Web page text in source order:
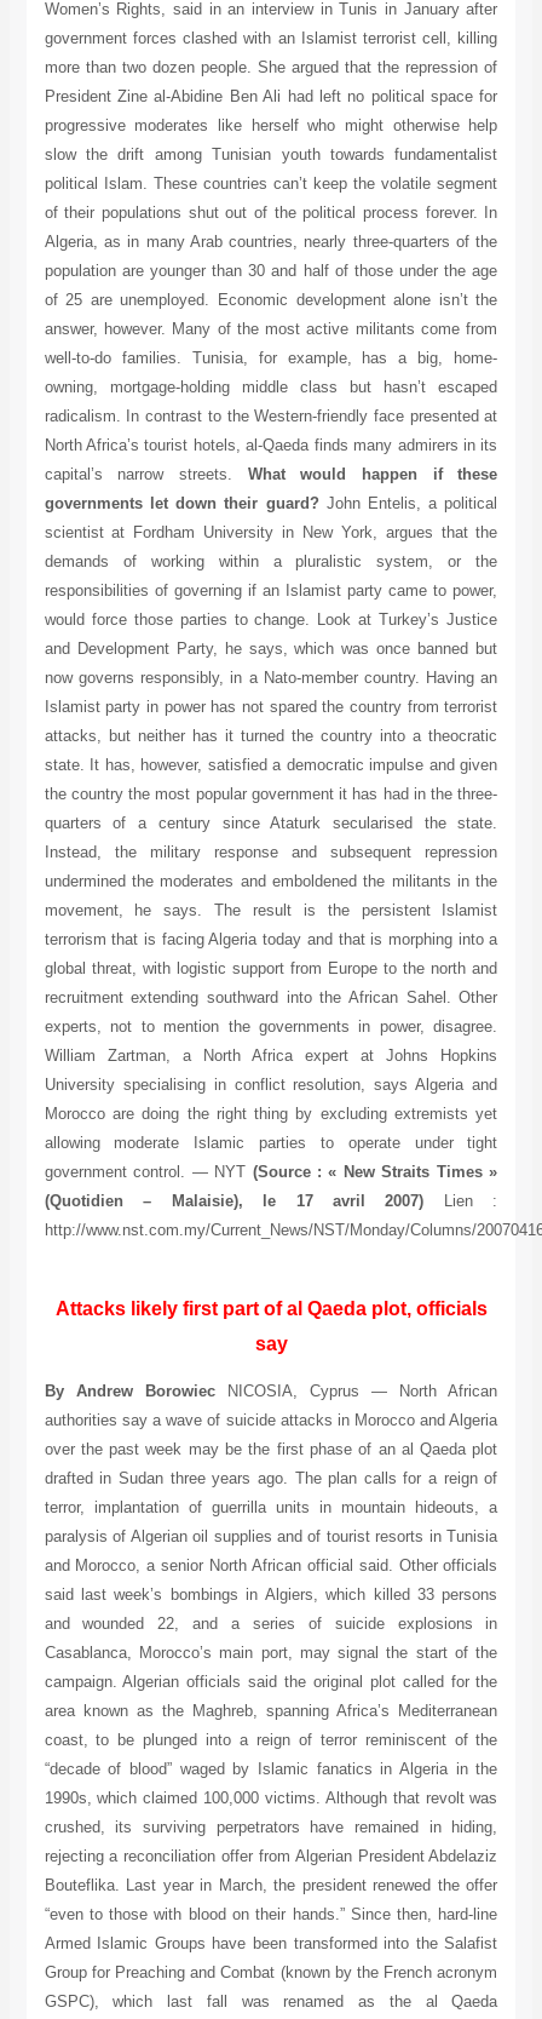
Women’s Rights, said in an interview in Tunis in January after
government forces clashed with an Islamist terrorist cell, killing
more than two dozen people. She argued that the repression of
President Zine al-Abidine Ben Ali had left no political space for
progressive moderates like herself who might otherwise help
slow the drift among Tunisian youth towards fundamentalist
political Islam. These countries can’t keep the volatile segment
of their populations shut out of the political process forever. In
Algeria, as in many Arab countries, nearly three-quarters of the
population are younger than 30 and half of those under the age
of 25 are unemployed. Economic development alone isn’t the
answer, however. Many of the most active militants come from
well-to-do families. Tunisia, for example, has a big, home-
owning, mortgage-holding middle class but hasn’t escaped
radicalism. In contrast to the Western-friendly face presented at
North Africa’s tourist hotels, al-Qaeda finds many admirers in its
capital’s narrow streets. What would happen if these
governments let down their guard? John Entelis, a political
scientist at Fordham University in New York, argues that the
demands of working within a pluralistic system, or the
responsibilities of governing if an Islamist party came to power,
would force those parties to change. Look at Turkey’s Justice
and Development Party, he says, which was once banned but
now governs responsibly, in a Nato-member country. Having an
Islamist party in power has not spared the country from terrorist
attacks, but neither has it turned the country into a theocratic
state. It has, however, satisfied a democratic impulse and given
the country the most popular government it has had in the three-
quarters of a century since Ataturk secularised the state.
Instead, the military response and subsequent repression
undermined the moderates and emboldened the militants in the
movement, he says. The result is the persistent Islamist
terrorism that is facing Algeria today and that is morphing into a
global threat, with logistic support from Europe to the north and
recruitment extending southward into the African Sahel. Other
experts, not to mention the governments in power, disagree.
William Zartman, a North Africa expert at Johns Hopkins
University specialising in conflict resolution, says Algeria and
Morocco are doing the right thing by excluding extremists yet
allowing moderate Islamic parties to operate under tight
government control. — NYT (Source : « New Straits Times »
(Quotidien – Malaisie), le 17 avril 2007) Lien :
http://www.nst.com.my/Current_News/NST/Monday/Columns/
Attacks likely first part of al Qaeda plot, officials
say
By Andrew BorowiecNICOSIA, Cyprus — North African
authorities say a wave of suicide attacks in Morocco and Algeria
over the past week may be the first phase of an al Qaeda plot
drafted in Sudan three years ago. The plan calls for a reign of
terror, implantation of guerrilla units in mountain hideouts, a
paralysis of Algerian oil supplies and of tourist resorts in Tunisia
and Morocco, a senior North African official said. Other officials
said last week’s bombings in Algiers, which killed 33 persons
and wounded 22, and a series of suicide explosions in
Casablanca, Morocco’s main port, may signal the start of the
campaign. Algerian officials said the original plot called for the
area known as the Maghreb, spanning Africa’s Mediterranean
coast, to be plunged into a reign of terror reminiscent of the
“decade of blood” waged by Islamic fanatics in Algeria in the
1990s, which claimed 100,000 victims. Although that revolt was
crushed, its surviving perpetrators have remained in hiding,
rejecting a reconciliation offer from Algerian President Abdelaziz
Bouteflika. Last year in March, the president renewed the offer
“even to those with blood on their hands.” Since then, hard-line
Armed Islamic Groups have been transformed into the Salafist
Group for Preaching and Combat (known by the French acronym
GSPC), which last fall was renamed as the al Qaeda